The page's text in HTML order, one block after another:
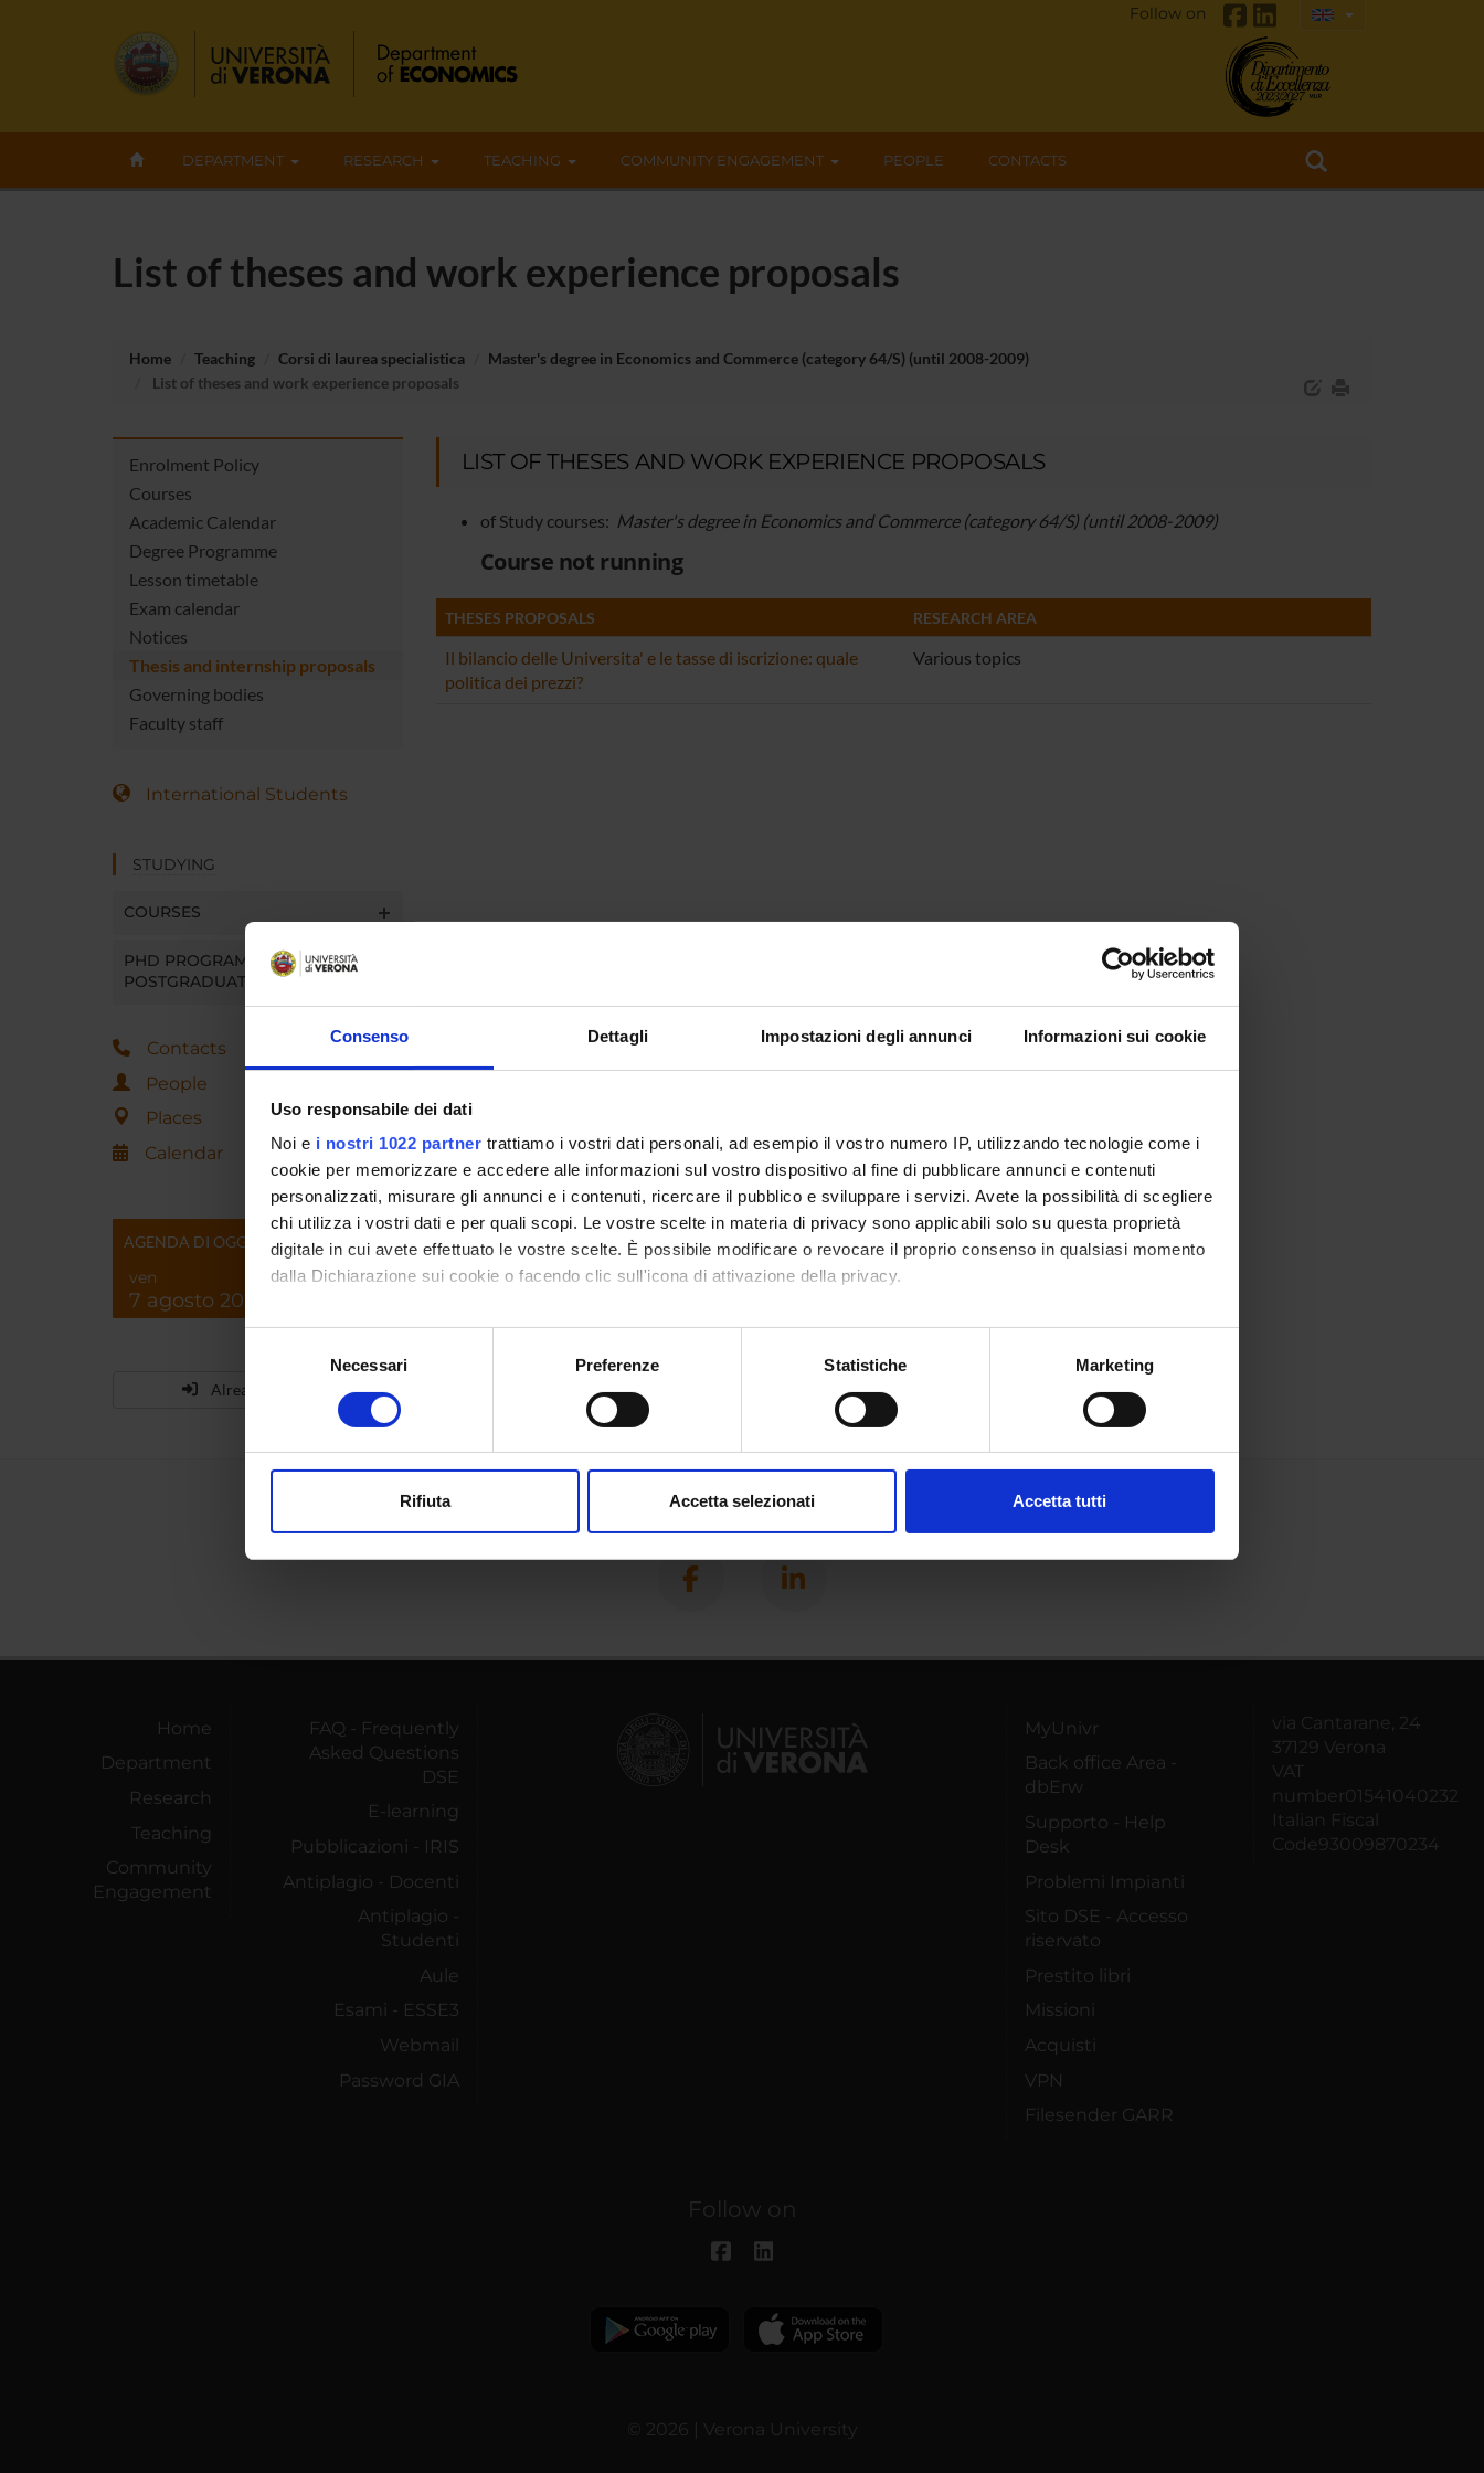
Consenso Dettagli Impostazioni degli annunci Informazioni sui cookie
Uso responsabile dei dati
Noi e i nostri 1022 partner trattiamo i vostri dati personali, ad esempio il vostro numero IP, utilizzando tecnologie come i
cookie per memorizzare e accedere alle informazioni sul vostro dispositivo al fine di pubblicare annunci e contenuti
personalizzati, misurare gli annunci e i contenuti, ricercare il pubblico e sviluppare i servizi. Avete la possibilità di scegliere
chi utilizza i vostri dati e per quali scopi. Le vostre scelte in materia di privacy sono applicabili solo su questa proprietà
digitale in cui avete effettuato le vostre scelte. È possibile modificare o revocare il proprio consenso in qualsiasi momento
dalla Dichiarazione sui cookie o facendo clic sull'icona di attivazione della privacy.
Con il tuo consenso, vorremmo anche:
raccogliere informazioni sulla tua posizione geografica, con un'approssimazione di qualche metro,
digitali).
modificare o ritirare il tuo consenso in qualsiasi momento dalla Dichiarazione sui cookie.
di analisi dei dati web, pubblicità e social media, i quali potrebbero combinarle con altre informazioni che hai fornito loro o
consenso
Necessari Preferenze Statistiche Marketing
Rifiuta Accetta selezionati Accetta tutti
Follow on
DEPARTMENT RESEARCH TEACHING COMMUNITY ENGAGEMENT PEOPLE CONTACTS
List of theses and work experience proposals
Home Teaching Corsi di laurea specialistica
Master's degree in Economics and Commerce (category 64/S) (until 2008-2009)
List of theses and work experience proposals
Enrolment Policy
Courses
Academic Calendar
Degree Programme
Lesson timetable
Exam calendar
Notices
Thesis and internship proposals
Governing bodies
Faculty staff
International Students
STUDYING
COURSES
PHD PROGRAMMES AND
POSTGRADUATE TRAINING
Contacts
People
Places
Calendar
AGENDA DI OGGI
ven
7 agosto 2026
Already enrolled?
LIST OF THESES AND WORK EXPERIENCE PROPOSALS
of Study courses: Master's degree in Economics and Commerce (category 64/S) (until 2008-2009)
Course not running
THESES PROPOSALS RESEARCH AREA
Il bilancio delle Universita' e le tasse di iscrizione: quale
politica dei prezzi?
Various topics
Home
Department
Research
Teaching
Community
Engagement
FAQ - Frequently
Asked Questions
DSE
E-learning
Pubblicazioni - IRIS
Antiplagio - Docenti
Antiplagio -
Studenti
Aule
Esami - ESSE3
Webmail
Password GIA
MyUnivr
Back office Area -
dbErw
Supporto - Help
Desk
Problemi Impianti
Sito DSE - Accesso
riservato
Prestito libri
Missioni
Acquisti
VPN
Filesender GARR
via Cantarane, 24
37129 Verona
VAT
number01541040232
Italian Fiscal
Code93009870234
Follow on
© 2026 | Verona University